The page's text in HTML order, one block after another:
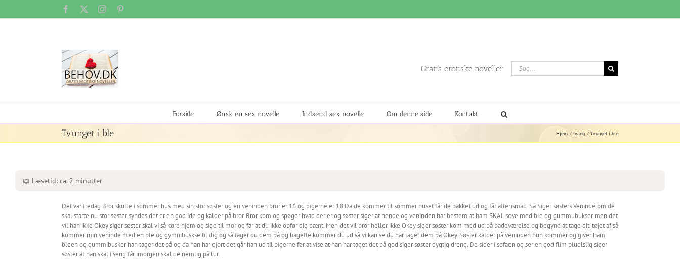
Facebook Instagram
Gratis erotiske noveller
Søg
efter:
Forside Ønsk en sex novelle Indsend sex novelle Om denne side Kontakt
Tvunget i ble Hjem tvang Tvunget i ble
📖 Læsetid: ca. 2 minutter
Det var fredag Bror skulle i sommer hus med sin stor søster og en veninden bror er 16 og pigerne er 18 Da de kommer til sommer huset får de pakket ud og får aftensmad. Så Siger søsters Veninde om de
skal starte nu stor søster syndes det er en god ide og kalder på bror. Bror kom og spøger hvad der er og søster siger at hende og veninden har bestem at ham SKAL sove med ble og gummubukser men det
vil han ikke Okey siger søster skal vi så køre hjem og sige til mor og far at du ikke opfør dig pænt. Men det vil bror heller ikke Okey siger søster kom med ud på badeværelse og begynd at tage dit. tøjet af så
kommer min veninde med en ble og gymnibuskse til dig og så tager du dem på og bagefte kommer du ud så vi kan se du har taget dem på Okey. Søster kalder på veninden hun kommer og giver ham
bleen og gummibusker han tager det på og da han har gjort det går han ud til pigerne før at vise at han har taget det på god siger søster dygtig dreng. De sider i sofaen og ser en god flim pludlslig siger
søster at han skal i seng får imorgen skal de nemlig på tur.